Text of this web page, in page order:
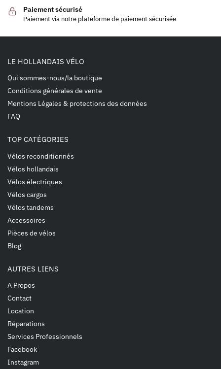
Paiement sécurisé
Paiement via notre plateforme de paiement sécurisée
LE HOLLANDAIS VÉLO
Qui sommes-nous/la boutique
Conditions générales de vente
Mentions Légales & protections des données
FAQ
TOP CATÉGORIES
Vélos reconditionnés
Vélos hollandais
Vélos électriques
Vélos cargos
Vélos tandems
Accessoires
Pièces de vélos
Blog
AUTRES LIENS
A Propos
Contact
Location
Réparations
Services Professionnels
Facebook
Instagram